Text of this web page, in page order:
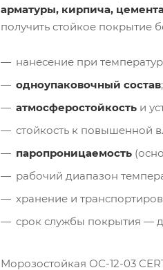
арматуры, кирпича,
получить стойкое покрытие
нанесение при
одноупаковочный состав;
атмосферостойкость и
стойкость к повышенной
паропроницаемость
рабочий диапазон
хранение и
срок службы покрытия —
Морозостойкая ОС-12-03